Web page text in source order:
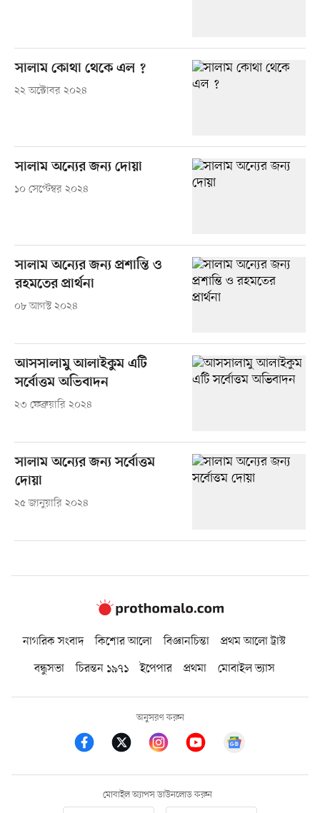
সালাম কোথা থেকে এল ?
২২ অক্টোবর ২০২৪
সালাম অন্যের জন্য দোয়া
১০ সেপ্টেম্বর ২০২৪
সালাম অন্যের জন্য প্রশান্তি ও
রহমতের প্রার্থনা
০৮ আগস্ট ২০২৪
আসসালামু আলাইকুম এটি
সর্বোত্তম অভিবাদন
২৩ ফেব্রুয়ারি ২০২৪
সালাম অন্যের জন্য সর্বোত্তম
দোয়া
২৫ জানুয়ারি ২০২৪
নাগরিক সংবাদ কিশোর আলো বিজ্ঞানচিন্তা
প্রথম আলো ট্রাস্ট
বন্ধুসভা
চিরন্তন ১৯৭১ ইপেপার প্রথমা মোবাইল ভ্যাস
অনুসরণ করুন
মোবাইল অ্যাপস ডাউনলোড করুন